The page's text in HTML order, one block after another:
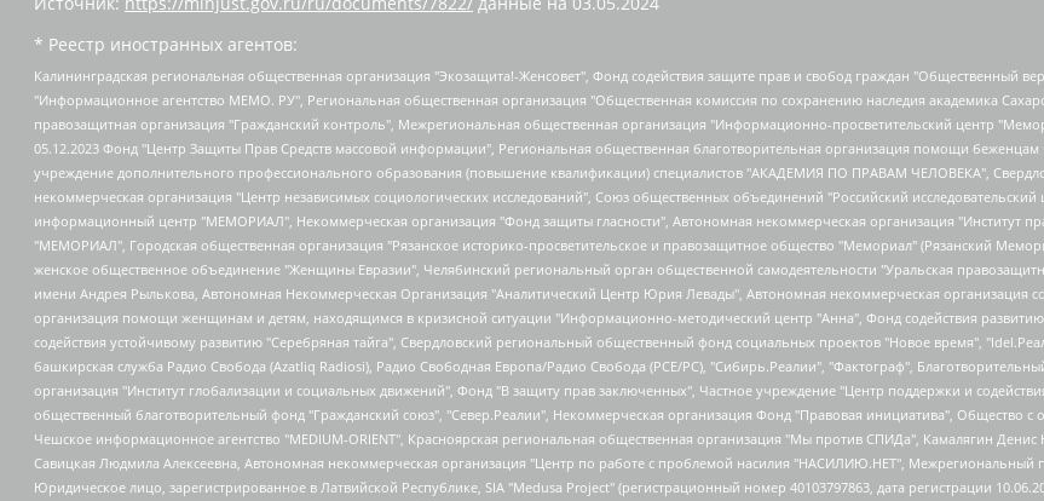
* Реестр иностранных агентов:
Калининградская региональная общественная организация "Экозащита!-Женсовет", Фонд содействия защите прав и свобод граждан "Общественный вердикт", Фонд "Институт Развития Свободы Информации", Частное учреждение "Информационное агентство МЕМО. РУ", Региональная общественная организация "Общественная комиссия по сохранению наследия академика Сахарова", Фонд поддержки свободы прессы, Санкт-Петербургская общественная правозащитная организация "Гражданский контроль", Межрегиональная общественная организация "Информационно-просветительский центр "Мемориал", Региональный Фонд "Центр Защиты Прав Средств Массовой Информации", с 05.12.2023 Фонд "Центр Защиты Прав Средств массовой информации", Региональная общественная благотворительная организация помощи беженцам и мигрантам "Гражданское содействие", Негосударственное образовательное учреждение дополнительного профессионального образования (повышение квалификации) специалистов "АКАДЕМИЯ ПО ПРАВАМ ЧЕЛОВЕКА", Свердловская региональная общественная организация "Сутяжник", Автономная некоммерческая организация "Центр независимых социологических исследований", Союз общественных объединений "Российский исследовательский центр по правам человека", Региональное общественное учреждение научно-информационный центр "МЕМОРИАЛ", Некоммерческая организация "Фонд защиты гласности", Автономная некоммерческая организация "Институт прав человека", Городская общественная организация "Екатеринбургское общество "МЕМОРИАЛ", Городская общественная организация "Рязанское историко-просветительское и правозащитное общество "Мемориал" (Рязанский Мемориал), Челябинский региональный орган общественной самодеятельности – женское общественное объединение "Женщины Евразии", Челябинский региональный орган общественной самодеятельности "Уральская правозащитная группа", Фонд содействия защите здоровья и социальной справедливости имени Андрея Рылькова, Автономная Некоммерческая Организация "Аналитический Центр Юрия Левады", Автономная некоммерческая организация социальной поддержки населения "Проект Апрель", Региональная общественная организация помощи женщинам и детям, находящимся в кризисной ситуации "Информационно-методический центр "Анна", Фонд содействия развитию массовых коммуникаций и правовому просвещению "Так-так-Так", Фонд содействия устойчивому развитию "Серебряная тайга", Свердловский региональный общественный фонд социальных проектов "Новое время", "Idel.Реалии", Кавказ.Реалии, Крым.Реалии, Телеканал Настоящее Время, Татаро-башкирская служба Радио Свобода (Azatliq Radiosi), Радио Свободная Европа/Радио Свобода (PCE/PC), "Сибирь.Реалии", "Фактограф", Благотворительный фонд помощи осужденным и их семьям, Автономная некоммерческая организация "Институт глобализации и социальных движений", Фонд "В защиту прав заключенных", Частное учреждение "Центр поддержки и содействия развитию средств массовой информации", Пензенский региональный общественный благотворительный фонд "Гражданский союз", "Север.Реалии", Некоммерческая организация Фонд "Правовая инициатива", Общество с ограниченной ответственностью "Радио Свободная Европа/Радио Свобода", Чешское информационное агентство "MEDIUM-ORIENT", Красноярская региональная общественная организация "Мы против СПИДа", Камалягин Денис Николаевич, Маркелов Сергей Евгеньевич, Пономарев Лев Александрович, Савицкая Людмила Алексеевна, Автономная некоммерческая организация "Центр по работе с проблемой насилия "НАСИЛИЮ.НЕТ", Межрегиональный профессиональный союз работников здравоохранения "Альянс врачей", Юридическое лицо, зарегистрированное в Латвийской Республике, SIA "Medusa Project" (регистрационный номер 40103797863, дата регистрации 10.06.2014), Некоммерческая организация "Фонд по борьбе с коррупцией", Автономная некоммерческая организация "Институт права и публичной политики", Баданин Роман Сергеевич, Гликин Максим Александрович, Железнова Мария Михайловна, Лукьянова Юлия Сергеевна, Маетная Елизавета Витальевна, Маняхин Петр Борисович, Чуракова Ольга Владимировна, Ярош Юлия Петровна, Юридическое лицо "The Insider SIA", зарегистрированное в Риге, Латвийская Республика (дата регистрации 26.06.2015), являющееся администратором доменного имени интернет-издания "The Insider SIA", https://theins.ru, Постернак Алексей Евгеньевич, Рубин Михаил Аркадьевич, Анин Роман Александрович, Юридическое лицо Istories fonds, зарегистрированное в Латвийской Республике (регистрационный номер 50008295751, дата регистрации 24.02.2020), Великовский Дмитрий Александрович, Долинина Ирина Николаевна, Мароховская Алеся Алексеевна, Шлейнов Роман Юрьевич, Шмагун Олеся Валентиновна, Общество с ограниченной ответственностью "Альтаир 2021", Общество с ограниченной ответственностью "Вега 2021", Общество с ограниченной ответственностью "Главный редактор 2021", Общество с ограниченной ответственностью "Ромашки монолит", Важенков Артем Валерьевич, Ивановская областная общественная организация "Центр гендерных исследований", Гурман Юрий Альбертович, Медиапроект "ОВД-Инфо", Егоров Владимир Владимирович, Жилинский Владимир Александрович, Общество с ограниченной ответственностью "ЗП", Иванова София Юрьевна, Карезина Инна Павловна, Кильтау Екатерина Викторовна, Петров Алексей Викторович, Пискунов Сергей Евгеньевич, Смирнов Сергей Сергеевич, Тихонов Михаил Сергеевич, Общество с ограниченной ответственностью "ЖУРНАЛИСТ-ИНОСТРАННЫЙ АГЕНТ", Арапова Галина Юрьевна, Вольтская Татьяна Анатольевна, Американская компания "Mason G.E.S. Anonymous Foundation" (США), являющаяся владельцем интернет-издания https://mnews.world/, Компания "Stichting Bellingcat", зарегистрированная в Нидерландах (дата регистрации 11.07.2018), Захаров Андрей Вячеславович, Клепиковская Екатерина Дмитриевна, Общество с ограниченной ответственностью "МЕМО", Перл Роман Александрович, Симонов Евгений Алексеевич, Соловьева Елена Анатольевна, Сотников Даниил Владимирович, Сурначева Елизавета Дмитриевна, Автономная некоммерческая организация по защите прав человека и информированию населения "Якутия – Наше Мнение", Общество с ограниченной ответственностью "Москоу диджитал медиа", с 26.01.2023 Общество с ограниченной ответственностью "Чайка Белые сады", Ветошкина Валерия Валерьевна, Заговора Максим Александрович, Межрегиональное общественное движение "Российская ЛГБТ - сеть", Оленичев Максим Владимирович, Павлов Иван Юрьевич, Скворцова Елена Сергеевна, Общество с ограниченной ответственностью "Как бы инагент", Кочетков Игорь Викторович, Общество с ограниченной ответственностью "Честные выборы", Еланчик Олег Александрович, Общество с ограниченной ответственностью